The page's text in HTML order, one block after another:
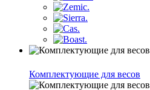
Комплектующие для весов